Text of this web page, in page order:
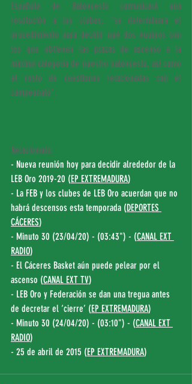
Española de Baloncesto comunicará una
resolución a los clubes, "se determinará el
procedimiento para decidir qué dos equipos son
los que obtienen las plazas de ascenso a la
máxima categoría de nuestro baloncesto, así como
el resto de cuestiones relacionadas con el
campeonato".
Relacionado:
- Nueva reunión hoy para decidir alrededor de la
LEB Oro 2019-20 (EP EXTREMADURA)
- La FEB y los clubes de LEB Oro acuerdan que no
habrá descensos esta temporada (DEPORTES
CÁCERES)
- Minuto 30 (23/04/20) - (03:43") - (CANAL EXT
RADIO)
- El Cáceres Basket aún puede pelear por el
ascenso (CANAL EXT TV)
- LEB Oro y Federación se dan una tregua antes
de decretar el ‘cierre’ (EP EXTREMADURA)
- Minuto 30 (24/04/20) - (03:10") - (CANAL EXT
RADIO)
- 25 de abril de 2015 (EP EXTREMADURA)